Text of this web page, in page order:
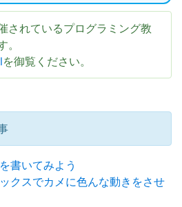
されているプログラミング教
を御覧ください。
書いてみよう
クスでカメに色んな動きをさせ